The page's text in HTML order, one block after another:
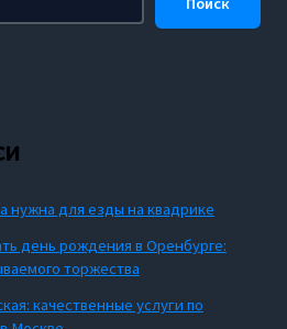
нужна для езды на квадрике
день рождения в Оренбурге:
торжества
качественные услуги по